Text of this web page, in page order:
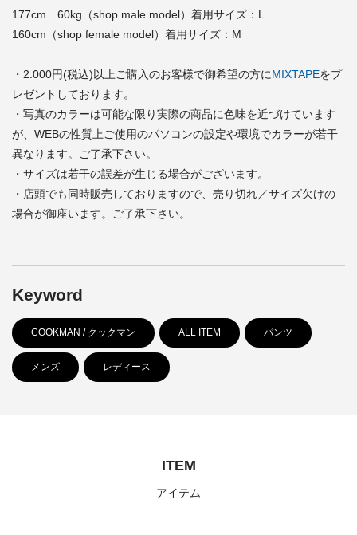
177cm 60kg（shop male model）着用サイズ：L
160cm（shop female model）着用サイズ：M
・2.000円(税込)以上ご購入のお客様で御希望の方にMIXTAPEをプ
レゼントしております。
・写真のカラーは可能な限り実際の商品に色味を近づけています
が、WEBの性質上ご使用のパソコンの設定や環境でカラーが若干
異なります。ご了承下さい。
・サイズは若干の誤差が生じる場合がございます。
・店頭でも同時販売しておりますので、売り切れ／サイズ欠けの
場合が御座います。ご了承下さい。
Keyword
COOKMAN / クックマン ALL ITEM パンツ
メンズ レディース
ITEM
アイテム